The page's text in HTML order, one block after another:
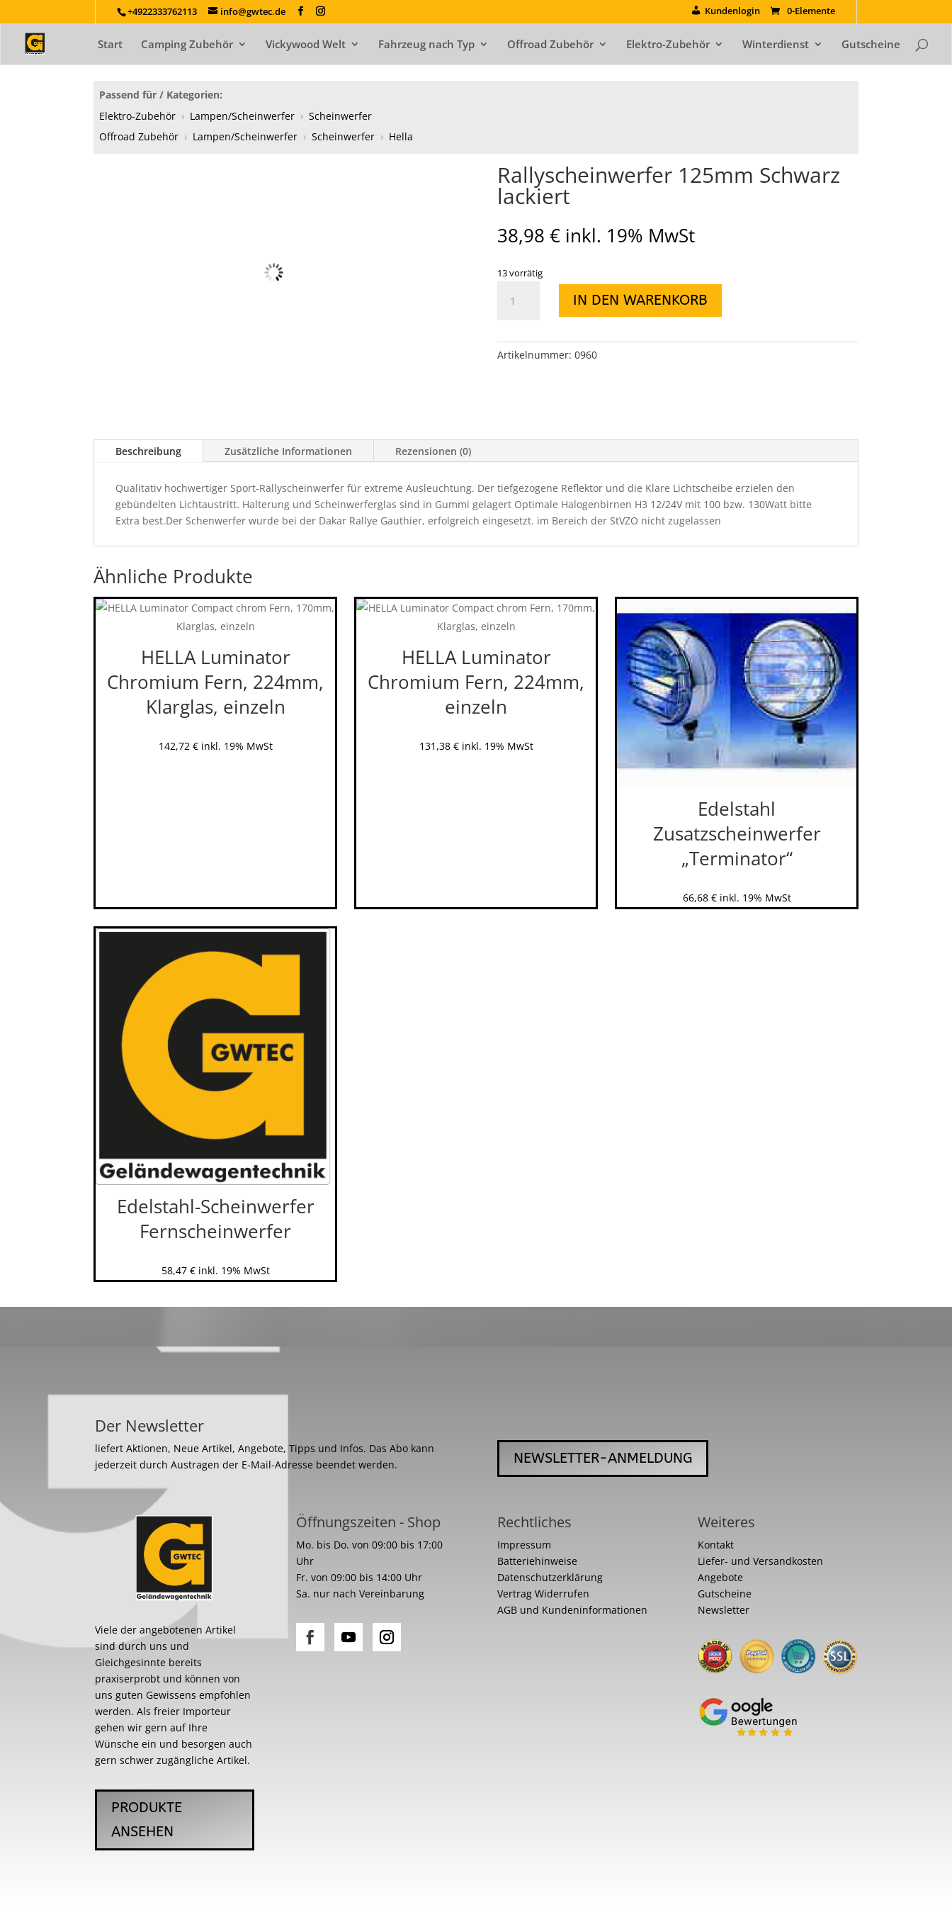
+4922333762113 info@gwtec.de Kundenlogin 0-Elemente
Start Camping Zubehör Vickywood Welt Fahrzeug nach Typ Offroad Zubehör Elektro-Zubehör Winterdienst Gutscheine
Passend für / Kategorien:
Elektro-Zubehör › Lampen/Scheinwerfer › Scheinwerfer
Offroad Zubehör › Lampen/Scheinwerfer › Scheinwerfer › Hella
Rallyscheinwerfer 125mm Schwarz
lackiert
38,98 € inkl. 19% MwSt
13 vorrätig
Rallyscheinwerfer
125mm
Menge
IN DEN WARENKORB
Artikelnummer: 0960
Beschreibung Zusätzliche Informationen Rezensionen (0)
Qualitativ hochwertiger Sport-Rallyscheinwerfer für extreme Ausleuchtung. Der tiefgezogene Reflektor und die Klare Lichtscheibe erzielen den
gebündelten Lichtaustritt. Halterung und Scheinwerferglas sind in Gummi gelagert Optimale Halogenbirnen H3 12/24V mit 100 bzw. 130Watt bitte
Extra best.Der Schenwerfer wurde bei der Dakar Rallye Gauthier, erfolgreich eingesetzt. im Bereich der StVZO nicht zugelassen
Ähnliche Produkte
HELLA Luminator
Chromium Fern, 224mm,
Klarglas, einzeln
142,72 € inkl. 19% MwSt
HELLA Luminator
Chromium Fern, 224mm,
einzeln
131,38 € inkl. 19% MwSt
Edelstahl
Zusatzscheinwerfer
„Terminator“
66,68 € inkl. 19% MwSt
Edelstahl-Scheinwerfer
Fernscheinwerfer
58,47 € inkl. 19% MwSt
Der Newsletter
liefert Aktionen, Neue Artikel, Angebote, Tipps und Infos. Das Abo kann
jederzeit durch Austragen der E-Mail-Adresse beendet werden.
NEWSLETTER-ANMELDUNG
Viele der angebotenen Artikel
sind durch uns und
Gleichgesinnte bereits
praxiserprobt und können von
uns guten Gewissens empfohlen
werden. Als freier Importeur
gehen wir gern auf Ihre
Wünsche ein und besorgen auch
gern schwer zugängliche Artikel.
PRODUKTE
ANSEHEN
Öffnungszeiten - Shop
Mo. bis Do. von 09:00 bis 17:00
Uhr
Fr. von 09:00 bis 14:00 Uhr
Sa. nur nach Vereinbarung
Rechtliches
Impressum
Batteriehinweise
Datenschutzerklärung
Vertrag Widerrufen
AGB und Kundeninformationen
Weiteres
Kontakt
Liefer- und Versandkosten
Angebote
Gutscheine
Newsletter